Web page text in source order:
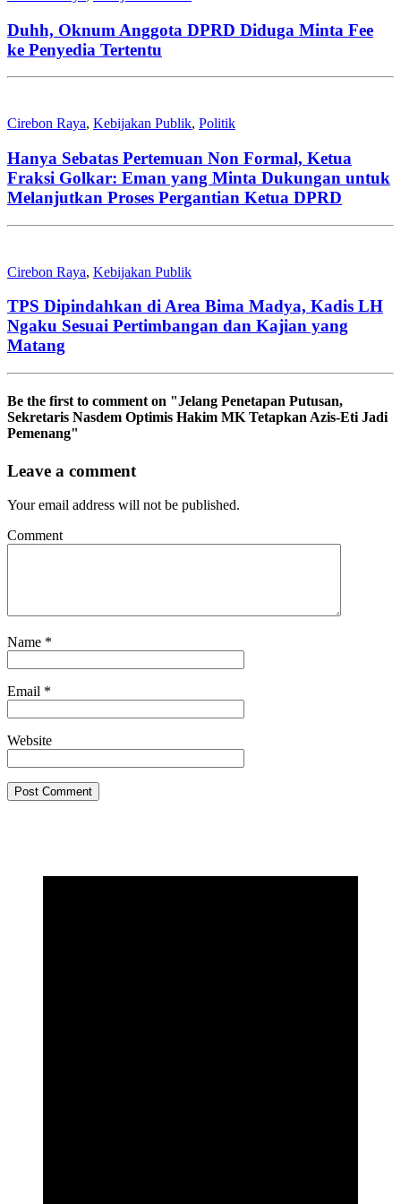
Duhh, Oknum Anggota DPRD Diduga Minta Fee
ke Penyedia Tertentu
Cirebon Raya, Kebijakan Publik, Politik
Hanya Sebatas Pertemuan Non Formal, Ketua
Fraksi Golkar: Eman yang Minta Dukungan untuk
Melanjutkan Proses Pergantian Ketua DPRD
Cirebon Raya, Kebijakan Publik
TPS Dipindahkan di Area Bima Madya, Kadis LH
Ngaku Sesuai Pertimbangan dan Kajian yang
Matang
Be the first to comment on "Jelang Penetapan Putusan,
Sekretaris Nasdem Optimis Hakim MK Tetapkan Azis-Eti Jadi
Pemenang"
Leave a comment
Your email address will not be published.
Comment
Name *
Email *
Website